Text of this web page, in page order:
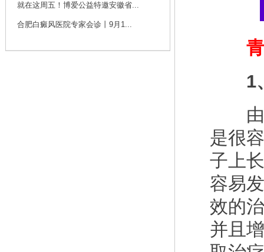
刘斌，中共党员，毕
业于华中科技大学
就在这周五！博爱公益特邀安徽省...
合肥白癜风医院专家会诊丨9月1...
青
1、
由于
是很
子上
容易
效的
并且